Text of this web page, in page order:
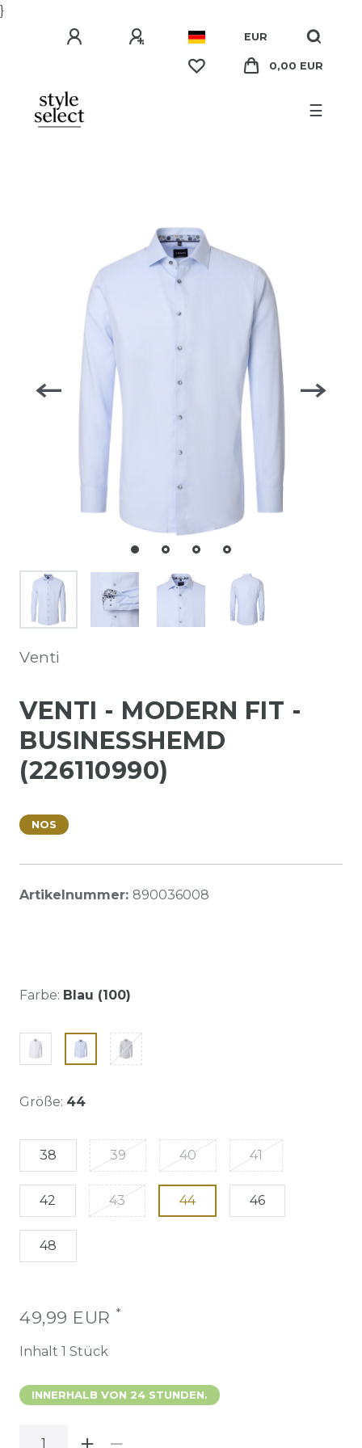
}
EUR
0,00 EUR
☰
Venti
VENTI - MODERN FIT -
BUSINESSHEMD
(226110990)
NOS
Artikelnummer: 890036008
Farbe: Blau (100)
Größe: 44
38 39 40 41
42 43 44 46
48
49,99 EUR *
Inhalt 1 Stück
INNERHALB VON 24 STUNDEN.